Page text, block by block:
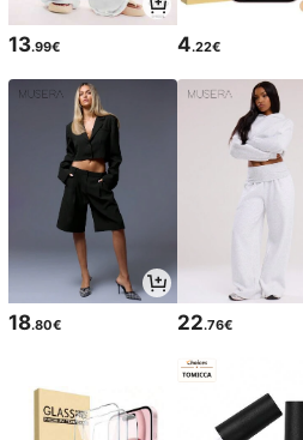
13.99€ 4.22€
18.80€ 22.76€